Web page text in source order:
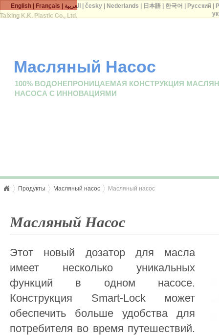
Taixing K.K. Plastic Co., Ltd.
Масляный Насос
100% ВОДОНЕПРОНИЦАЕМАЯ КОНСТРУКЦИЯ
НАСОСА С ИННОВАЦИЯМИ
Продукты Масляный насос Масляный насос
Масляный Насос
Этот новый дозатор для масла
имеет несколько уникальных
функций в одном насосе.
Конструкция Smart-Lock может
обеспечить больше удобства для
потребителя во время путешествий.
English Français العربية |česky Nederlands 日本語 한국어 Русский